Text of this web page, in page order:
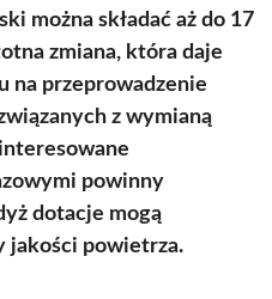
można składać aż do 17
zmiana, która daje
na przeprowadzenie
z wymianą
powinny
dotacje mogą
jakości powietrza.